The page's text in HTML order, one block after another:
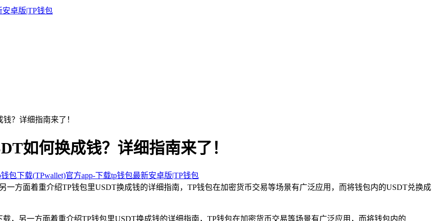
？详细指南来了！
如何换成钱？详细指南来了！
包下载(TPwallet)官方app-下载tp钱包最新安卓版|TP钱包
一方面着重介绍TP钱包里USDT换成钱的详细指南，TP钱包在加密货币交易等场景有广泛应用，而将钱包内的USDT兑换成
，另一方面着重介绍TP钱包里USDT换成钱的详细指南，TP钱包在加密货币交易等场景有广泛应用，而将钱包内的